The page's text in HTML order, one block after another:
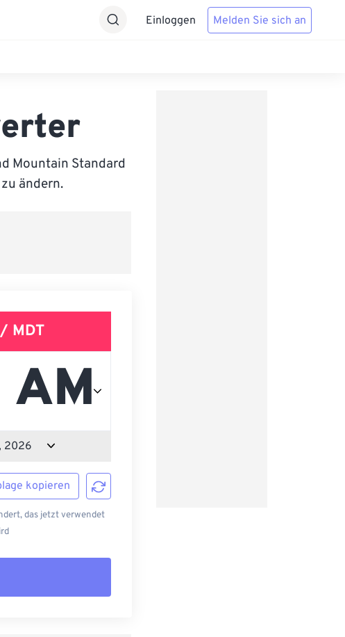
Einloggen Melden Sie sich an
Mountain Standard
ändern.
MDT
kopieren
das jetzt verwendet